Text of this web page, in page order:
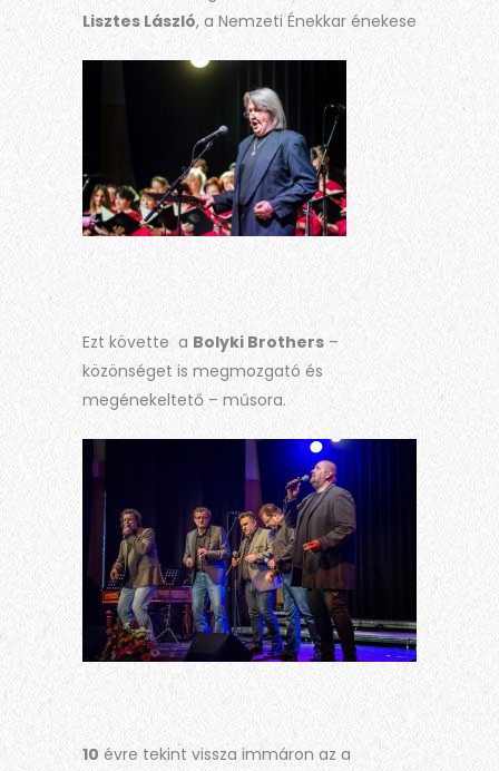
Lisztes László, a Nemzeti Énekkar énekese
Ezt követte a Bolyki Brothers –
közönséget is megmozgató és
megénekeltető – műsora.
10 évre tekint vissza immáron az a